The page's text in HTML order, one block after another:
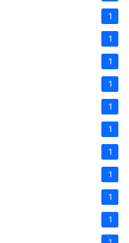
1
1
1
1
1
1
1
1
1
1